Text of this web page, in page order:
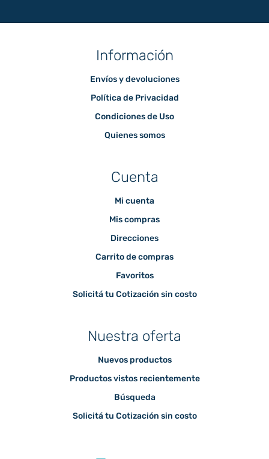
Información
Envíos y devoluciones
Política de Privacidad
Condiciones de Uso
Quienes somos
Cuenta
Mi cuenta
Mis compras
Direcciones
Carrito de compras
Favoritos
Solicitá tu Cotización sin costo
Nuestra oferta
Nuevos productos
Productos vistos recientemente
Búsqueda
Solicitá tu Cotización sin costo